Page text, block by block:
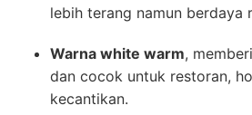
lebih terang namun berdaya
Warna white warm,
dan cocok untuk restoran,
kecantikan.